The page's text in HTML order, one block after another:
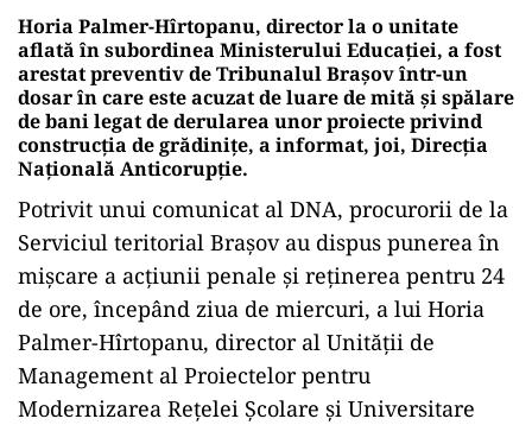
Horia Palmer-Hîrtopanu, director la o unitate
aflată în subordinea Ministerului Educaţiei, a fost
arestat preventiv de Tribunalul Braşov într-un
dosar în care este acuzat de luare de mită şi spălare
de bani legat de derularea unor proiecte privind
construcţia de grădiniţe, a informat, joi, Direcţia
Naţională Anticorupţie.
Potrivit unui comunicat al DNA, procurorii de la
Serviciul teritorial Braşov au dispus punerea în
mişcare a acţiunii penale şi reţinerea pentru 24
de ore, începând ziua de miercuri, a lui Horia
Palmer-Hîrtopanu, director al Unităţii de
Management al Proiectelor pentru
Modernizarea Reţelei Şcolare şi Universitare